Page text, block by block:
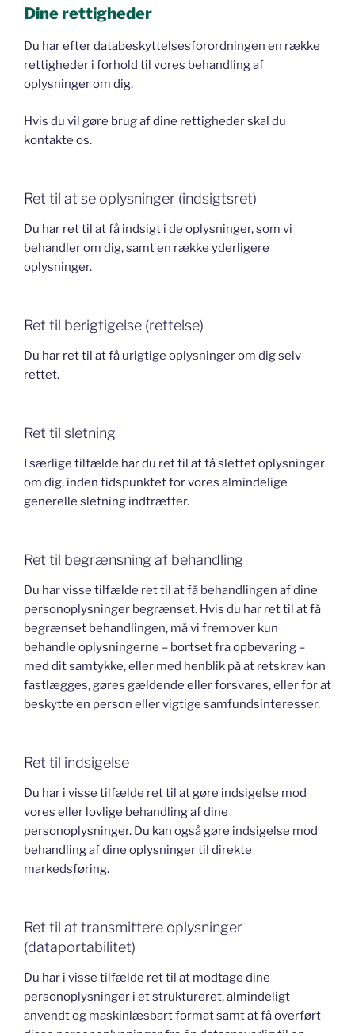
Dine rettigheder
Du har efter databeskyttelsesforordningen en række
rettigheder i forhold til vores behandling af
oplysninger om dig.
Hvis du vil gøre brug af dine rettigheder skal du
kontakte os.
Ret til at se oplysninger (indsigtsret)
Du har ret til at få indsigt i de oplysninger, som vi
behandler om dig, samt en række yderligere
oplysninger.
Ret til berigtigelse (rettelse)
Du har ret til at få urigtige oplysninger om dig selv
rettet.
Ret til sletning
I særlige tilfælde har du ret til at få slettet oplysninger
om dig, inden tidspunktet for vores almindelige
generelle sletning indtræffer.
Ret til begrænsning af behandling
Du har visse tilfælde ret til at få behandlingen af dine
personoplysninger begrænset. Hvis du har ret til at få
begrænset behandlingen, må vi fremover kun
behandle oplysningerne – bortset fra opbevaring –
med dit samtykke, eller med henblik på at retskrav kan
fastlægges, gøres gældende eller forsvares, eller for at
beskytte en person eller vigtige samfundsinteresser.
Ret til indsigelse
Du har i visse tilfælde ret til at gøre indsigelse mod
vores eller lovlige behandling af dine
personoplysninger. Du kan også gøre indsigelse mod
behandling af dine oplysninger til direkte
markedsføring.
Ret til at transmittere oplysninger
(dataportabilitet)
Du har i visse tilfælde ret til at modtage dine
personoplysninger i et struktureret, almindeligt
anvendt og maskinlæsbart format samt at få overført